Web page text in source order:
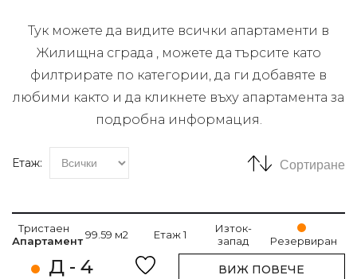
Тук можете да видите всички апартаменти в
Жилищна сграда , можете да търсите като
филтрирате по категории, да ги добавяте в
любими както и да кликнете въху апартамента за
подробна информация.
Етаж: Сортиране
Д - 4
Тристаен
Апартамент99.59 м2 Етаж 1
Изток-
запад
Резервиран
ВИЖ ПОВЕЧЕ